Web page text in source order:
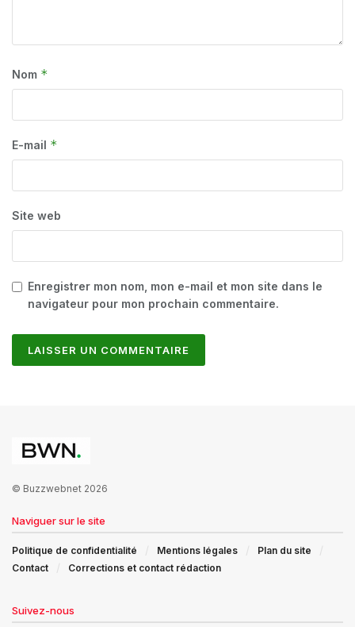
Nom *
E-mail *
Site web
Enregistrer mon nom, mon e-mail et mon site dans le
navigateur pour mon prochain commentaire.
© Buzzwebnet 2026
Naviguer sur le site
Politique de confidentialité Mentions légales
Plan du site
Contact
Corrections et contact rédaction
Suivez-nous